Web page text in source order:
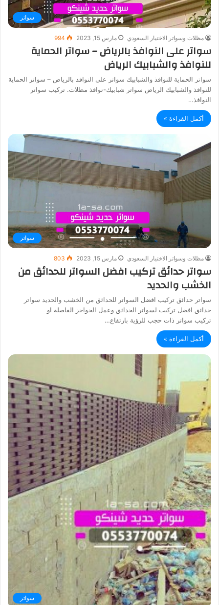
سواتر
مظلات وسواتر الاختيار السعودي مارس 15, 2023 994
سواتر على النوافذ بالرياض – سواتر الحماية
للنوافذ والشبابيك الرياض
سواتر الحماية للنوافذ والشبابيك سواتر على النوافذ بالرياض – سواتر الحماية
للنوافذ والشبابيك الرياض سواتر شبابيك-نوافذ مظلات. تركيب سواتر
النوافذ…
أكمل القراءة »
سواتر
مظلات وسواتر الاختيار السعودي مارس 15, 2023 803
سواتر حدائق تركيب افضل السواتر للحدائق من
الخشب والحديد
سواتر حدائق تركيب افضل السواتر للحدائق من الخشب والحديد سواتر
حدائق افضل تركيب لسواتر الحدائق وعمل الحواجز الفاصلة او
تركيب سواتر ذات حجب للرؤية بارتفاع…
أكمل القراءة »
سواتر